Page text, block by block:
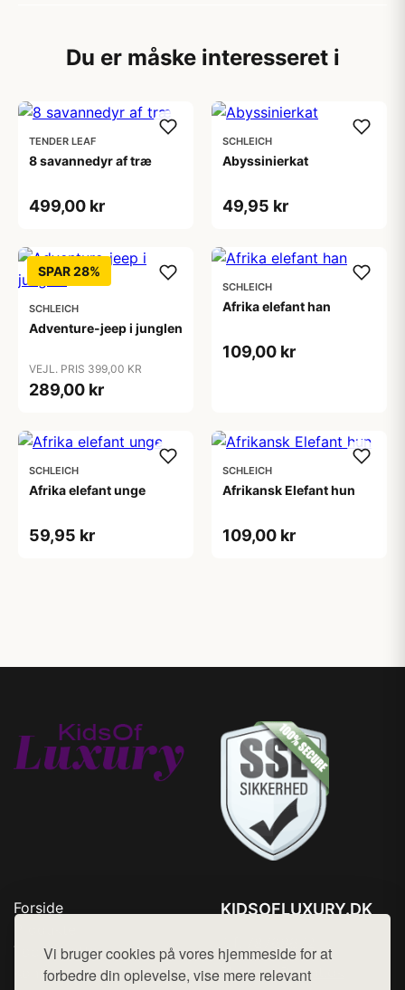
Vi bruger cookies på vores hjemmeside for at
forbedre din oplevelse, vise mere relevant
Du er måske interesseret i
TENDER LEAF
8 savannedyr af træ
499,00 kr
SCHLEICH
Abyssinierkat
49,95 kr
SPAR 28%
SCHLEICH
Adventure-jeep i junglen
VEJL. PRIS 399,00 KR
289,00 kr
SCHLEICH
Afrika elefant han
109,00 kr
SCHLEICH
Afrika elefant unge
59,95 kr
SCHLEICH
Afrikansk Elefant hun
109,00 kr
Forside
Top Rabatter
Kontakt
KIDSOFLUXURY.DK
Mail: hej@want.dk